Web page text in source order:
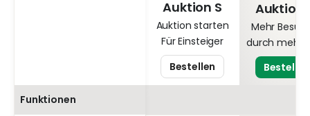
Auktion S
Auktion starten
Für Einsteiger
Bestellen
Auktion
Mehr
durch mehr
Bestellen
Funktionen